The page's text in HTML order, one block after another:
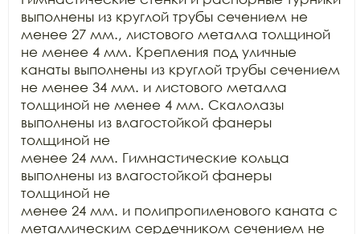
выполнены из круглой трубы сечением не
менее 27 мм., листового металла толщиной
не менее 4 мм. Крепления под уличные
канаты выполнены из круглой трубы сечением
не менее 34 мм. и листового металла
толщиной не менее 4 мм. Скалолазы
выполнены из влагостойкой фанеры
толщиной не
менее 24 мм. Гимнастические кольца
выполнены из влагостойкой фанеры
толщиной не
менее 24 мм. и полипропиленового каната с
металлическим сердечником сечением не